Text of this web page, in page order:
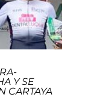
Y SE
CARTAYA